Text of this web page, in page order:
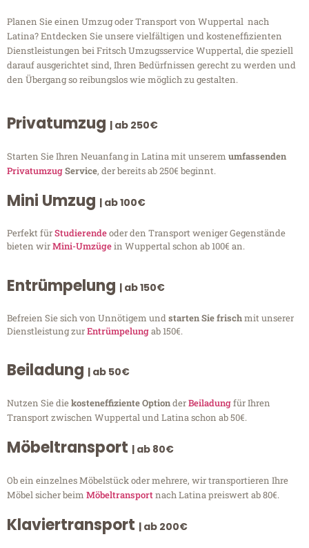
Planen Sie einen Umzug oder Transport von Wuppertal nach
Latina? Entdecken Sie unsere vielfältigen und kosteneffizienten
Dienstleistungen bei Fritsch Umzugsservice Wuppertal, die speziell
darauf ausgerichtet sind, Ihren Bedürfnissen gerecht zu werden und
den Übergang so reibungslos wie möglich zu gestalten.
Privatumzug | ab 250€
Starten Sie Ihren Neuanfang in Latina mit unserem umfassenden
PrivatumzugService, der bereits ab 250€ beginnt.
Mini Umzug | ab 100€
Perfekt fürStudierendeoder den Transport weniger Gegenstände
bieten wirMini-Umzügein Wuppertal schon ab 100€ an.
Entrümpelung | ab 150€
Befreien Sie sich von Unnötigem undstarten Sie frischmit unserer
Dienstleistung zurEntrümpelungab 150€.
Beiladung | ab 50€
Nutzen Sie diekosteneffiziente OptionderBeiladungfür Ihren
Transport zwischen Wuppertal und Latina schon ab 50€.
Möbeltransport | ab 80€
Ob ein einzelnes Möbelstück oder mehrere, wir transportieren Ihre
Möbel sicher beim Möbeltransportnach Latina preiswert ab 80€.
Klaviertransport | ab 200€